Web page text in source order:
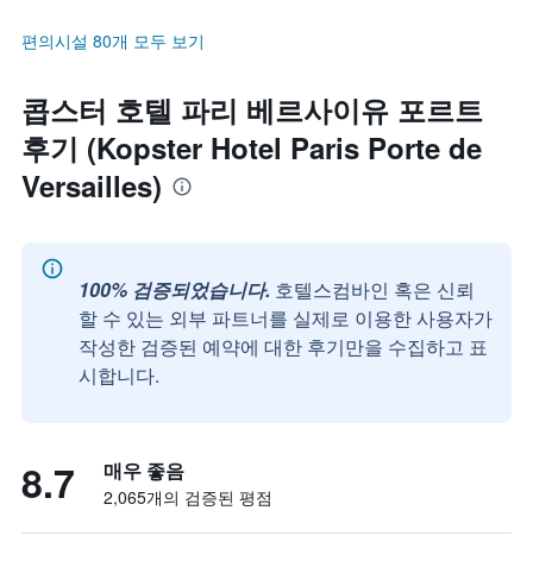
편의시설 80개 모두 보기
콥스터 호텔 파리 베르사이유 포르트
후기 (Kopster Hotel Paris Porte de
Versailles)
100% 검증되었습니다. 호텔스컴바인 혹은 신뢰
할 수 있는 외부 파트너를 실제로 이용한 사용자가
작성한 검증된 예약에 대한 후기만을 수집하고 표
시합니다.
8.7 매우 좋음
2,065개의 검증된 평점